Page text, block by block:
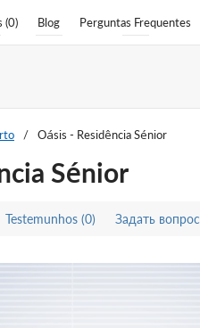
(0) Blog Perguntas Frequentes
/ Oásis - Residência Sénior
Sénior
Testemunhos (0) Задать вопрос